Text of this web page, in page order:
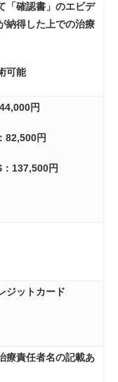
「確認書」のエビデ
納得した上での治療
可能
円
82,500円
：137,500円
ジットカード
療責任者名の記載あ